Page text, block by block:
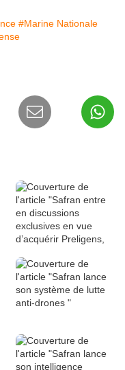
#Marine Nationale